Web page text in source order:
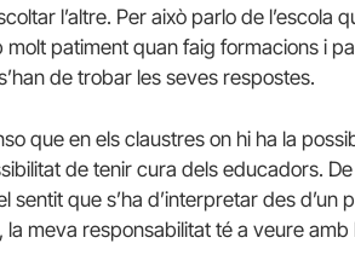
l’altre. Per això parlo de l’escola
patiment quan faig formacions i
de trobar les seves respostes.
que en els claustres on hi ha la
de tenir cura dels educadors. De
que s’ha d’interpretar des d’un
la meva responsabilitat té a veure